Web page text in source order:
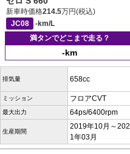
新車時価格214.5万円(税込)
JC08
-km/L
満タンでどこまで走る？
-km
排気量 658cc
ミッション フロアCVT
最大出力 64ps/6400rpm
生産期間
2019年10月～202
1年03月